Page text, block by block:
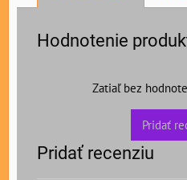
Hodnotenie
Zatiaľ bez
Pridať
Pridať recenziu